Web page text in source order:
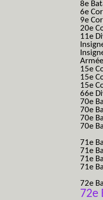
8e
6e
9e
20e
11e
15e
15e
15e
66e
70e
70e
70e
70e
71e
71e
71e
71e
72e
72e